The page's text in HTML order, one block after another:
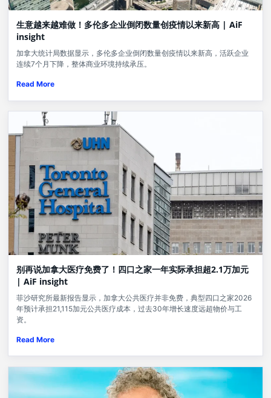
生意越来越难做！多伦多企业倒闭数量创疫情以来新高 | AiF
insight
加拿大统计局数据显示，多伦多企业倒闭数量创疫情以来新高，活跃企业
连续7个月下降，整体商业环境持续承压。
Read More
别再说加拿大医疗免费了！四口之家一年实际承担超2.1万加元
| AiF insight
菲沙研究所最新报告显示，加拿大公共医疗并非免费，典型四口之家2026
年预计承担21,115加元公共医疗成本，过去30年增长速度远超物价与工
资。
Read More